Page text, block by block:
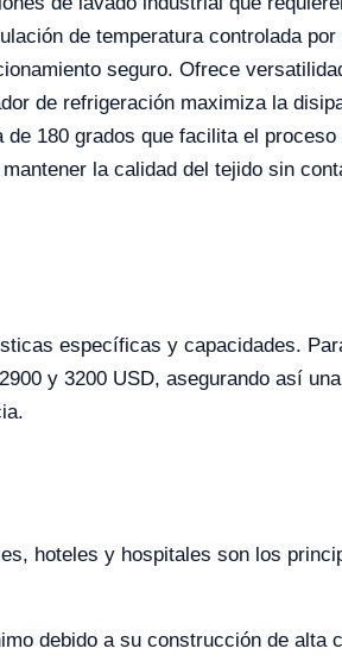
de temperatura controlada por
seguro. Ofrece
de refrigeración maximiza la
180 grados que facilita el
la calidad del tejido sin
específicas y capacidades.
y 3200 USD, asegurando así
hoteles y hospitales son los
debido a su construcción de alta